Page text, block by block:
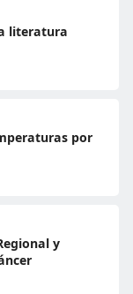
literatura
por
y